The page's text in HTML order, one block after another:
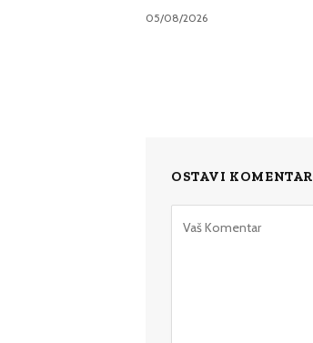
05/08/2026
OSTAVI KOMENTAR